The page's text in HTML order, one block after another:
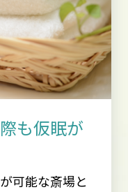
も仮眠が
可能な斎場と